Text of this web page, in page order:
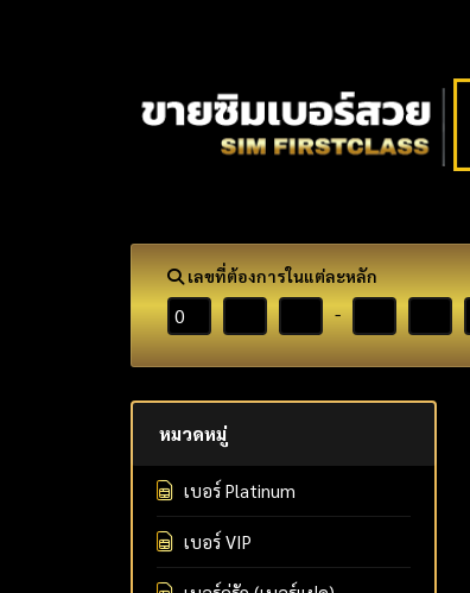
เลขที่ต้องการในแต่ละหลัก
-
หมวดหมู่
เบอร์ Platinum
เบอร์ VIP